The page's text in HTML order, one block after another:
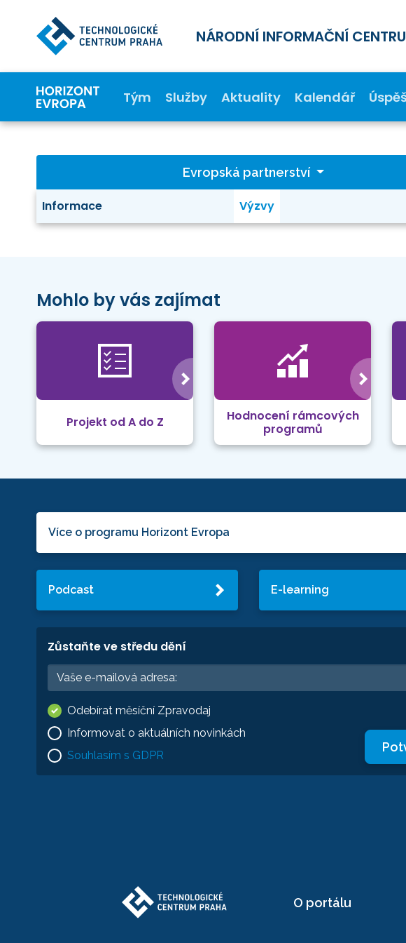
NÁRODNÍ INFORMAČNÍ
Tým Služby Aktuality Kalendář
Evropská partnerství
Informace Výzvy
Mohlo by vás zajímat
Projekt od A do Z
Hodnocení rámcových
programů
Více o programu Horizont Evropa
Podcast E-learning
Zůstaňte ve středu dění
Odebírat měsíční Zpravodaj
Informovat o aktuálních novinkách
Souhlasím s GDPR
O portálu